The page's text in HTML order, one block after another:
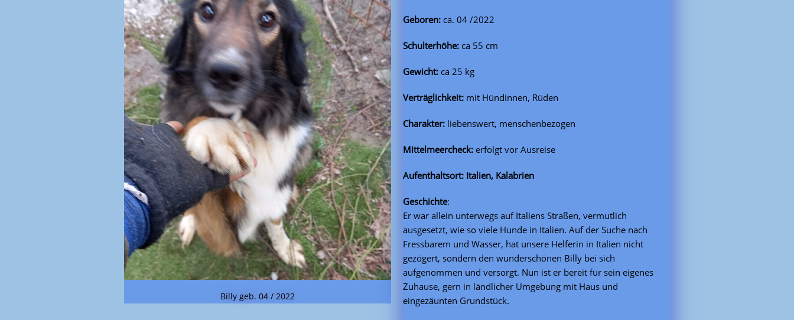
Billy geb. 04 / 2022
Geboren: ca. 04 /2022
Schulterhöhe: ca 55 cm
Gewicht: ca 25 kg
Verträglichkeit: mit Hündinnen, Rüden
Charakter: liebenswert, menschenbezogen
Mittelmeercheck: erfolgt vor Ausreise
Aufenthaltsort: Italien, Kalabrien
Geschichte:
Er war allein unterwegs auf Italiens Straßen, vermutlich
ausgesetzt, wie so viele Hunde in Italien. Auf der Suche nach
Fressbarem und Wasser, hat unsere Helferin in Italien nicht
gezögert, sondern den wunderschönen Billy bei sich
aufgenommen und versorgt. Nun ist er bereit für sein eigenes
Zuhause, gern in ländlicher Umgebung mit Haus und
eingezäunten Grundstück.